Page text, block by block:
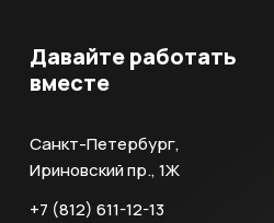
Давайте работать
вместе
Санкт-Петербург,
Ириновский пр., 1Ж
+7 (812) 611-12-13